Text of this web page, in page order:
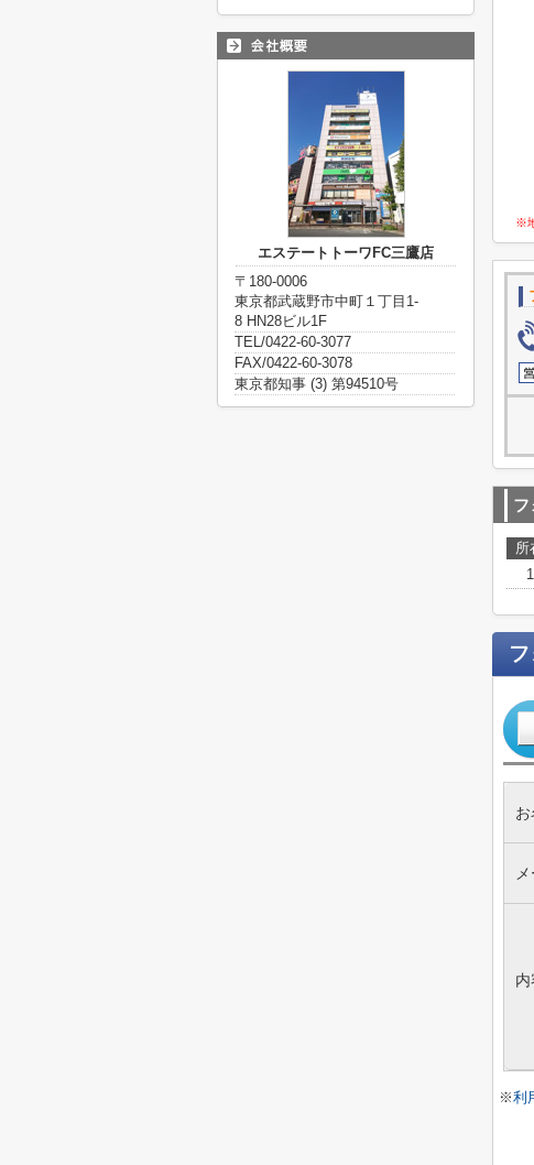
※
フ
所
内
※利
エステートトーワFC三鷹店
〒180-0006
東京都武蔵野市中町１丁目1-
8 HN28ビル1F
TEL/0422-60-3077
FAX/0422-60-3078
東京都知事 (3) 第94510号